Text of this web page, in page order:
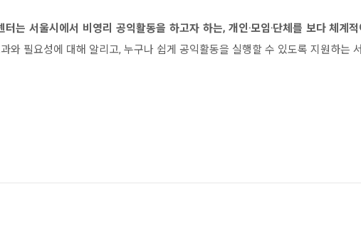
터는 서울시에서 비영리 공익활동을 하고자 하는, 개인·모임·단체를 보다 체계
와 필요성에 대해 알리고, 누구나 쉽게 공익활동을 실행할 수 있도록 지원하는